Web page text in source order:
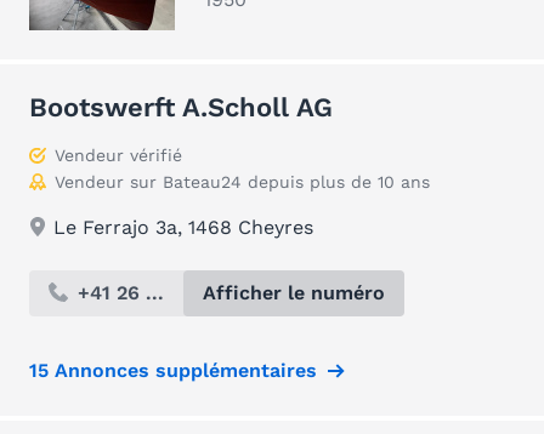
Bootswerft A.Scholl AG
Vendeur vérifié
Vendeur sur Bateau24 depuis plus de 10 ans
Le Ferrajo 3a, 1468 Cheyres
+41 26 ... Afficher le numéro
15 Annonces supplémentaires